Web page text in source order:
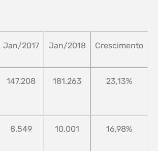
Jan/2017 Jan/2018 Crescimento
147.208 181.263 23,13%
8.549 10.001 16,98%